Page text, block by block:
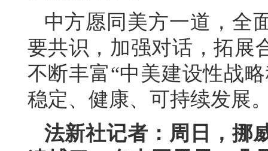
中方愿同美方一道，全
要共识，加强对话，拓展
不断丰富“中美建设性战
稳定、健康、可持续发展
法新社记者：周日，挪